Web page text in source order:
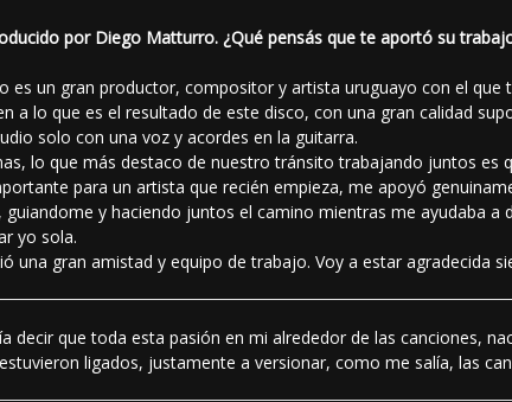
por Diego Matturro. ¿Qué pensás que te aportó su
es un gran productor, compositor y artista uruguayo con el
a lo que es el resultado de este disco, con una gran calidad
solo con una voz y acordes en la guitarra.
lo que más destaco de nuestro tránsito trabajando juntos es
para un artista que recién empieza, me apoyó
y haciendo juntos el camino mientras me ayudaba
yo sola.
una gran amistad y equipo de trabajo. Voy a estar agradecida
decir que toda esta pasión en mi alrededor de las canciones,
ligados, justamente a versionar, como me salía, las